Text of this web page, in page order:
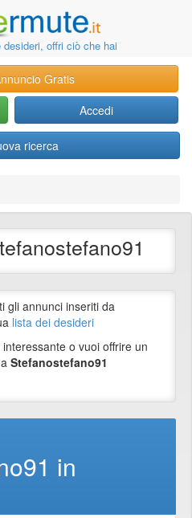
offri ciò che hai
Gratis
Accedi
ricerca
gli annunci inseriti da
lista dei desideri
o vuoi offrire un
Stefanostefano91
in